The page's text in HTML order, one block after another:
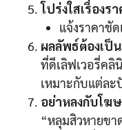
โปร่งใสเรื่องร
แจ้งราคาชั
ผลลัพธ์ต้องเป็
ที่ดีเลิฟเวอรี่คลิ
เหมาะกับแต่ล
อย่าหลงกับโฆ
“หลุมสิวหายขา